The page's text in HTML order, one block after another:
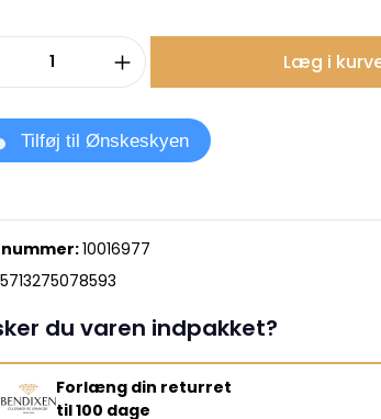
Indtast det
Læg i
Tilføj til Ønskeskyen
10016977
5713275078593
du varen indpakket?
Forlæng din returret
til 100 dage